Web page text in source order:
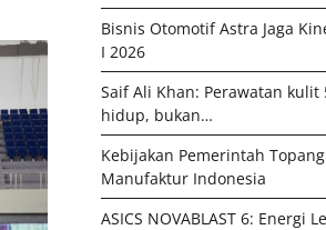
Bisnis Otomotif Astra Jaga
I 2026
Saif Ali Khan: Perawatan kulit
hidup, bukan…
Kebijakan Pemerintah
Manufaktur Indonesia
ASICS NOVABLAST 6: Energi